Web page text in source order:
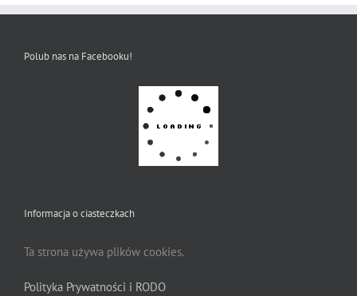
Polub nas na Facebooku!
Informacja o ciasteczkach
Ta strona używa plików cookies.
Polityka Prywatności i RODO